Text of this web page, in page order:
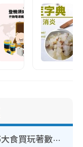
【8月生日優惠2026】全港85大食買玩著數攻略 自助餐/火鍋放題同行免費＋誠品/DONKI送現金券